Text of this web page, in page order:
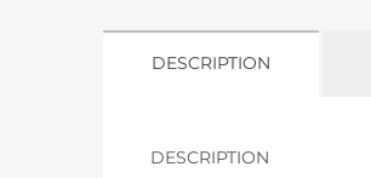
DESCRIPTION
DESCRIPTION